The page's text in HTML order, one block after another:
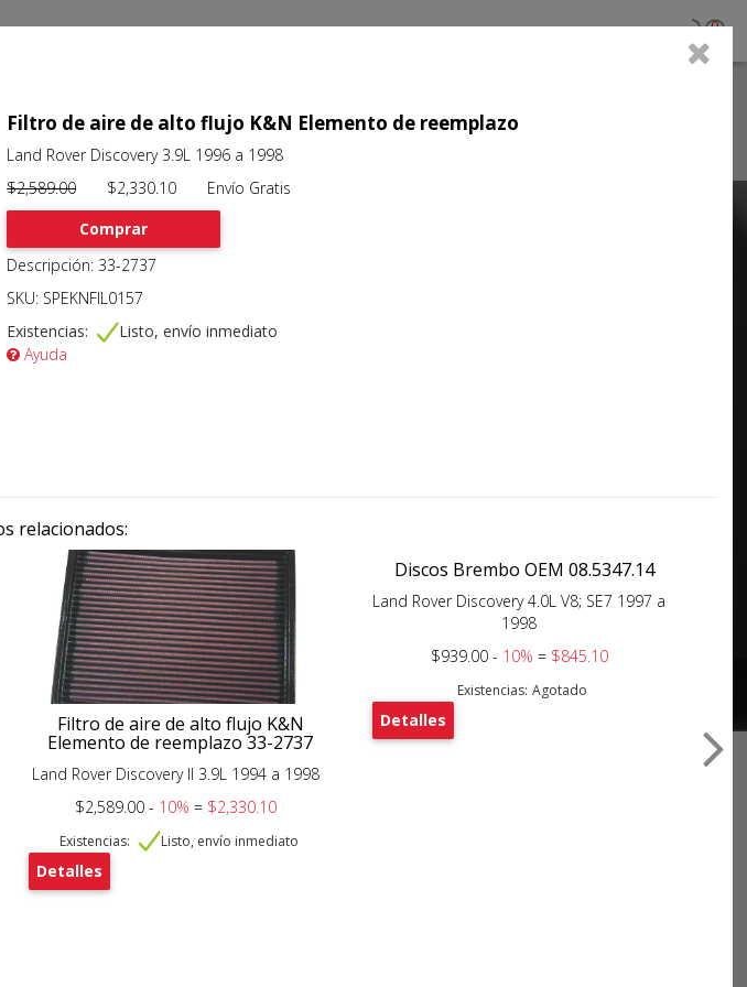
0
Filtro de aire de alto flujo K&N Elemento de reemplazo
Land Rover Discovery 3.9L 1996 a 1998
$2,589.00$2,330.10 Envío Gratis
Comprar
Descripción: 33-2737
SKU: SPEKNFIL0157
Existencias:
Listo, envío inmediato
Ayuda
relacionados:
Filtro de aire de alto flujo K&N
Elemento de reemplazo 33-2737
Land Rover Discovery II 3.9L 1994 a 1998
$2,589.00 - 10% = $2,330.10
Existencias: Listo, envío inmediato
Detalles
Discos Brembo OEM 08.5347.14
Land Rover Discovery 4.0L V8; SE7 1997 a
1998
$939.00 - 10% = $845.10
Existencias: Agotado
Detalles